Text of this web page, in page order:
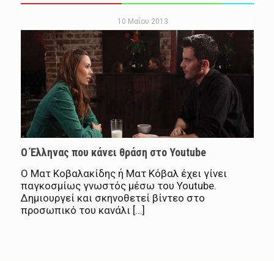
10 Μαΐου 2013
Ο Έλληνας που κάνει θράση στο Youtube
Ο Ματ Κοβαλακίδης ή Ματ Κόβαλ έχει γίνει
παγκοσμίως γνωστός μέσω του Youtube.
Δημιουργεί και σκηνοθετεί βίντεο στο
προσωπικό του κανάλι […]